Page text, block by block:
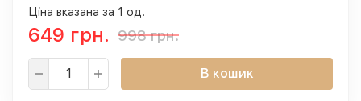
Ціна вказана за 1 од.
649 грн. 998 грн.
В кошик